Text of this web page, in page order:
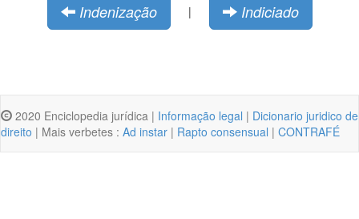
Indenização | Indiciado
2020 Enciclopedia jurídica | Informação legal | Dicionario juridico de
direito | Mais verbetes : Ad instar | Rapto consensual | CONTRAFÉ